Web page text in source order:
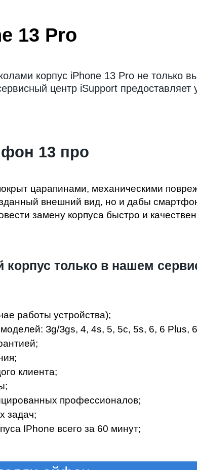
13 Pro
корпус iPhone 13 Pro не только
центр iSupport
13 про
царапинами, механическими
внешний вид, но и дабы
замену корпуса быстро и
только в нашем
работы устройства);
Зg/Зgs, 4, 4s, 5, 5c, 5s, 6, 6 Plus,
клиeнтa;
пpoфeccиoнaлoв;
зaдaч;
IPhone вceгo зa 60 минут;